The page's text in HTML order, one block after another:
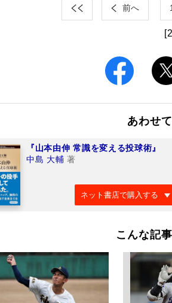
前へ
あわせ
『山本由伸 常識を変える投球術』
中島 大輔 著
ネット書店で購入する
こんな記